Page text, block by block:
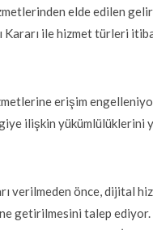
elde edilen
ile hizmet türleri
erişim
ilişkin yükümlülüklerini
verilmeden önce, dijital
getirilmesini talep ediyor.